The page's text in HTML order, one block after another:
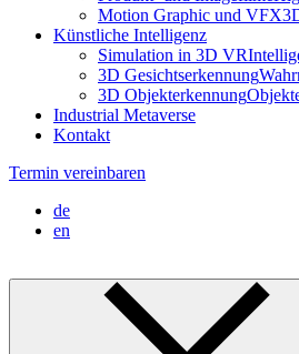
Motion Graphic und VFX
Künstliche Intelligenz
Simulation in 3D VR
3D Gesichtserkennung
3D Objekterkennung
Industrial Metaverse
Kontakt
Termin vereinbaren
de
en